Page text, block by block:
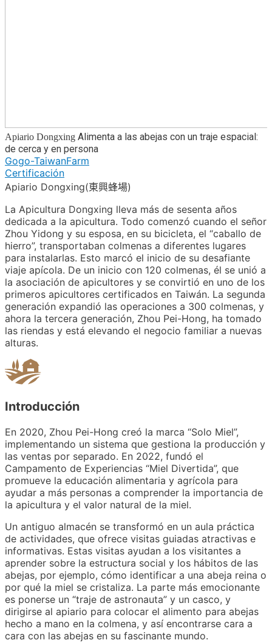
Apiario Dongxing Alimenta a las abejas con un traje espacial:
de cerca y en persona
Gogo-TaiwanFarm
Certificación
Apiario Dongxing(東興蜂場)
La Apicultura Dongxing lleva más de sesenta años
dedicada a la apicultura. Todo comenzó cuando el señor
Zhou Yidong y su esposa, en su bicicleta, el “caballo de
hierro”, transportaban colmenas a diferentes lugares
para instalarlas. Esto marcó el inicio de su desafiante
viaje apícola. De un inicio con 120 colmenas, él se unió a
la asociación de apicultores y se convirtió en uno de los
primeros apicultores certificados en Taiwán. La segunda
generación expandió las operaciones a 300 colmenas, y
ahora la tercera generación, Zhou Pei-Hong, ha tomado
las riendas y está elevando el negocio familiar a nuevas
alturas.
Introducción
En 2020, Zhou Pei-Hong creó la marca “Solo Miel”,
implementando un sistema que gestiona la producción y
las ventas por separado. En 2022, fundó el
Campamento de Experiencias “Miel Divertida”, que
promueve la educación alimentaria y agrícola para
ayudar a más personas a comprender la importancia de
la apicultura y el valor natural de la miel.
Un antiguo almacén se transformó en un aula práctica
de actividades, que ofrece visitas guiadas atractivas e
informativas. Estas visitas ayudan a los visitantes a
aprender sobre la estructura social y los hábitos de las
abejas, por ejemplo, cómo identificar a una abeja reina o
por qué la miel se cristaliza. La parte más emocionante
es ponerse un “traje de astronauta” y un casco, y
dirigirse al apiario para colocar el alimento para abejas
hecho a mano en la colmena, y así encontrarse cara a
cara con las abejas en su fascinante mundo.